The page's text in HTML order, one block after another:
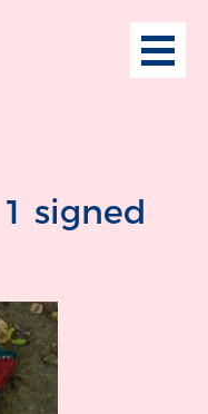
signed